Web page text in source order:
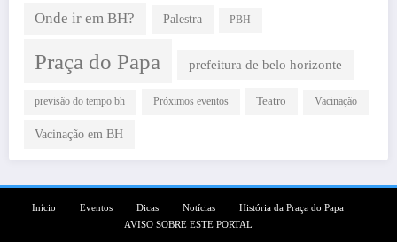
Onde ir em BH? Palestra PBH
Praça do Papa prefeitura de belo horizonte
previsão do tempo bh Próximos eventos Teatro Vacinação
Vacinação em BH
Início Eventos Dicas Notícias
História da Praça do Papa
AVISO SOBRE ESTE PORTAL